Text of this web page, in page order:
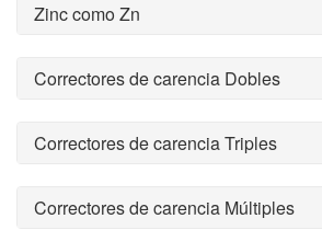
Zinc como Zn
Correctores de carencia Dobles
Correctores de carencia Triples
Correctores de carencia Múltiples